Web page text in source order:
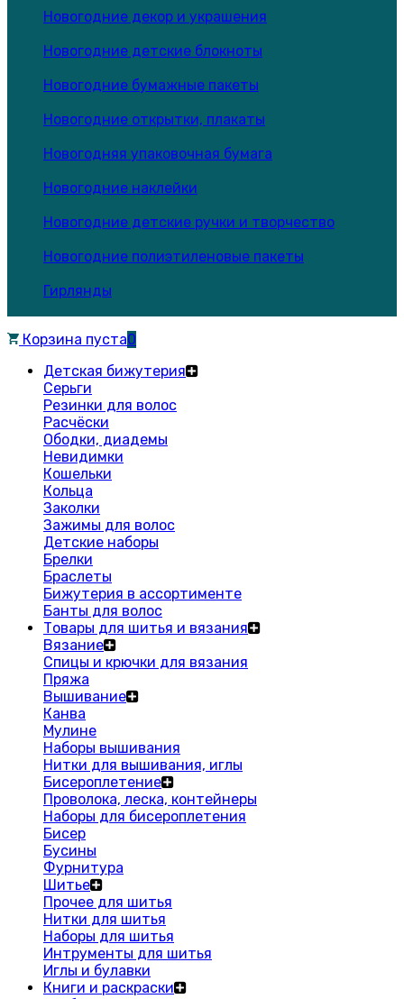
Новогодние декор и украшения
Новогодние детские блокноты
Новогодние бумажные пакеты
Новогодние открытки, плакаты
Новогодняя упаковочная бумага
Новогодние наклейки
Новогодние детские ручки и творчество
Новогодние полиэтиленовые пакеты
Гирлянды
Корзина пуста0
Детская бижутерия
Серьги
Резинки для волос
Расчёски
Ободки, диадемы
Невидимки
Кошельки
Кольца
Заколки
Зажимы для волос
Детские наборы
Брелки
Браслеты
Бижутерия в ассортименте
Банты для волос
Товары для шитья и вязания
Вязание
Спицы и крючки для вязания
Пряжа
Вышивание
Канва
Мулине
Наборы вышивания
Нитки для вышивания, иглы
Бисероплетение
Проволока, леска, контейнеры
Наборы для бисероплетения
Бисер
Бусины
Фурнитура
Шитье
Прочее для шитья
Нитки для шитья
Наборы для шитья
Интрументы для шитья
Иглы и булавки
Книги и раскраски